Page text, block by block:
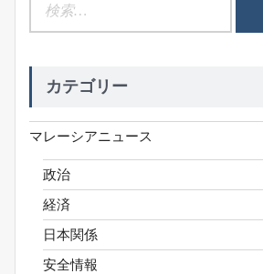
カテゴリー
マレーシアニュース
政治
経済
日本関係
安全情報